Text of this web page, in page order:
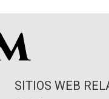
SITIOS WEB